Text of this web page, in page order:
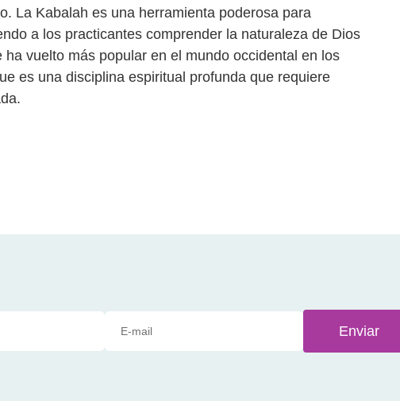
La Kabalah es una herramienta poderosa para
a los practicantes comprender la naturaleza de Dios
vuelto más popular en el mundo occidental en los
es una disciplina espiritual profunda que requiere
Enviar